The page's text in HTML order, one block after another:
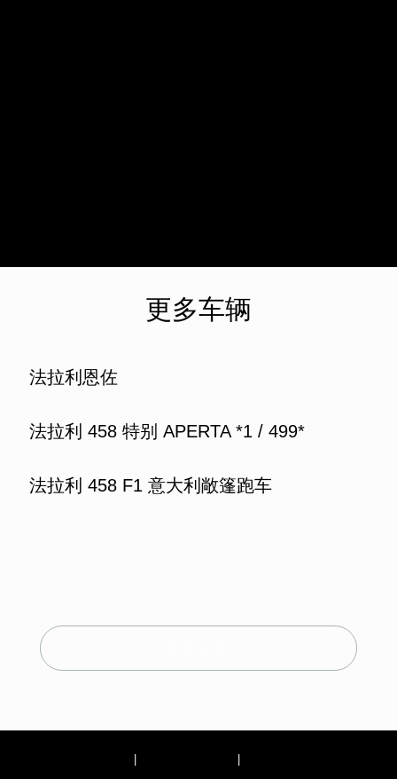
更多车辆
法拉利恩佐
法拉利 458 特别 APERTA *1 / 499*
法拉利 458 F1 意大利敞篷跑车